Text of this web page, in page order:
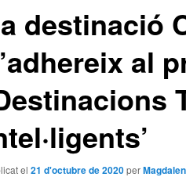
destinació
al
el 21 d'octubre de 2020per